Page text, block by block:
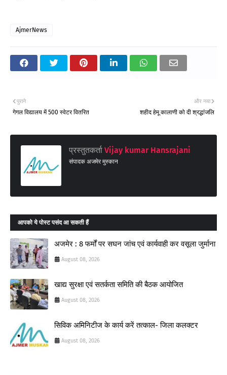
AjmerNews
और नया
शहीद हेमू कालाणी को दी श्रद्धांजलि
पुराने
गेगल विद्यालय में 500 स्वेटर वितरित
प्रस्तुतकर्ता Vijay kumar Hansrajani
संपादक अजमेर मुस्कान
आपको ये पोस्ट पसंद आ सकती हैं
अजमेर : 8 फर्मों पर सघन जांच एवं कार्यवाही कर वसूला जुर्माना
August 08, 2026
खाद्य सुरक्षा एवं सतर्कता समिति की बैठक आयोजित
August 08, 2026
सिविक अमिनिटीज के कार्य करें तत्काल- जिला कलक्टर
August 08, 2026